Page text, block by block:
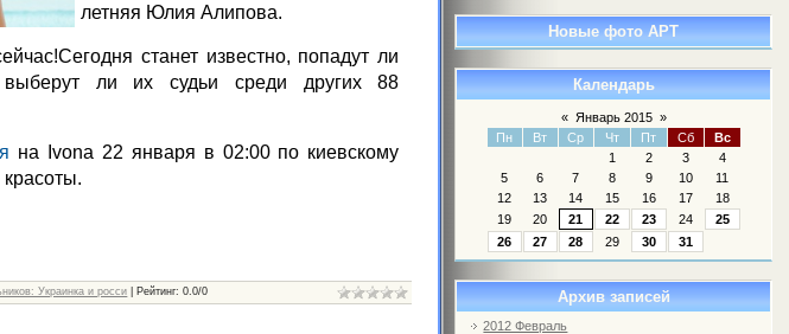
Новые фото АРТ
Календарь
« Январь 2015 »
Пн
Вт Ср Чт Пт Сб
Вс
1
2 3
4
5
6 7 8 9 10
11
12
13 14 15 16 17
18
19
20 21 22 23 24
25
26
27 28 29 30 31
Архив записей
2012 Февраль
летняя Юлия Алипова.
Сегодня станет известно, попадут ли
ли их судьи среди других 88
на Ivona 22 января в 02:00 по киевскому
Украинка и росси Рейтинг:0.0/0